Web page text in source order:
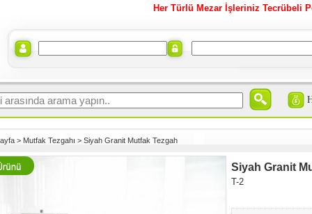
Her Türlü Mezar İşleriniz Tecrübeli
> Mutfak Tezgahı > Siyah Granit Mutfak Tezgah
Siyah Granit
T-2